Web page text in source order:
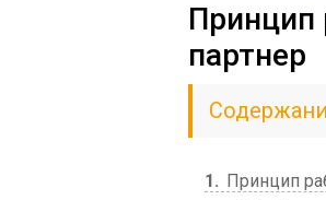
Принцип
партнер
1
Принцип